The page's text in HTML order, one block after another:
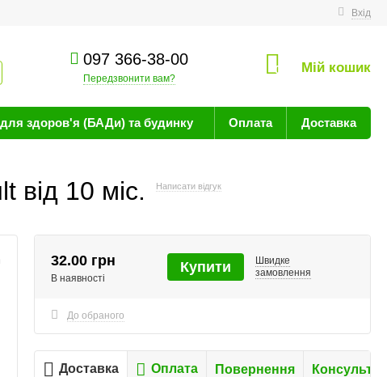
Вхід
097 366-38-00
Передзвонити вам?
0 Мій кошик
здоров'я (БАДи) та будинку Оплата Доставка
від 10 міс. Написати відгук
32.00 грн
В наявності
Купити
Швидке
замовлення
До обраного
Доставка Оплата Повернення